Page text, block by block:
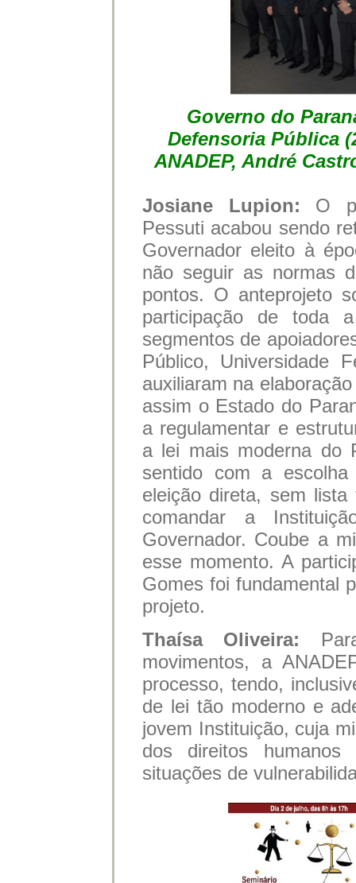
Governo do
Defensoria Pública
ANADEP, André
Josiane Lupion: O
Pessuti acabou sendo
Governador eleito à
não seguir as normas
pontos. O anteprojeto
participação de toda
segmentos de
Público, Universidade
auxiliaram na
assim o Estado do
a regulamentar e
a lei mais moderna do
sentido com a
eleição direta, sem
comandar a
Governador. Coube a
esse momento. A
Gomes foi fundamental
projeto.
Thaísa Oliveira:
movimentos, a
processo, tendo,
de lei tão moderno e
jovem Instituição, cuja
dos direitos
situações de